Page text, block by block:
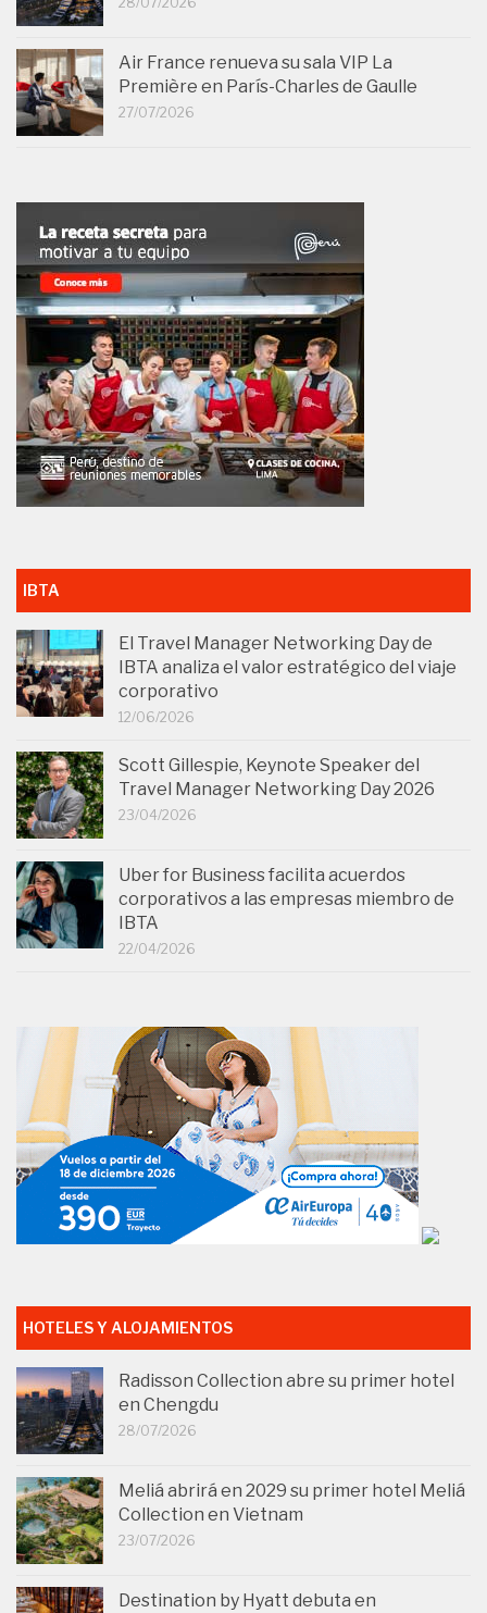
Air France renueva su sala VIP La
Première en París-Charles de Gaulle
27/07/2026
IBTA
El Travel Manager Networking Day de
IBTA analiza el valor estratégico del viaje
corporativo
12/06/2026
Scott Gillespie, Keynote Speaker del
Travel Manager Networking Day 2026
23/04/2026
Uber for Business facilita acuerdos
corporativos a las empresas miembro de
IBTA
22/04/2026
HOTELES Y ALOJAMIENTOS
Radisson Collection abre su primer hotel
en Chengdu
28/07/2026
Meliá abrirá en 2029 su primer hotel Meliá
Collection en Vietnam
23/07/2026
Destination by Hyatt debuta en